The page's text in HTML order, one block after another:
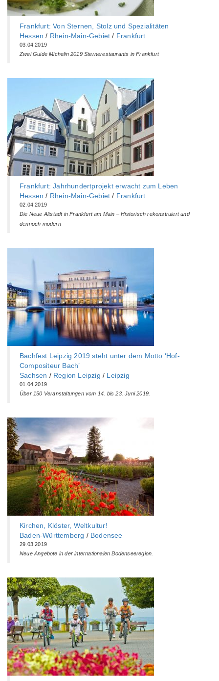
Frankfurt: Von Sternen, Stolz und Spezialitäten
Hessen / Rhein-Main-Gebiet / Frankfurt
03.04.2019
Zwei Guide Michelin 2019 Sternerestaurants in Frankfurt
Frankfurt: Jahrhundertprojekt erwacht zum Leben
Hessen / Rhein-Main-Gebiet / Frankfurt
02.04.2019
Die Neue Altstadt in Frankfurt am Main – Historisch rekonstruiert und
dennoch modern
Bachfest Leipzig 2019 steht unter dem Motto ‘Hof-
Compositeur Bach’
Sachsen / Region Leipzig / Leipzig
01.04.2019
Über 150 Veranstaltungen vom 14. bis 23. Juni 2019.
Kirchen, Klöster, Weltkultur!
Baden-Württemberg‎ / Bodensee
29.03.2019
Neue Angebote in der internationalen Bodenseeregion.